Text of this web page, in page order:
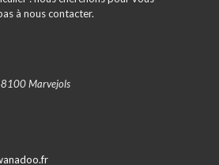
à nous contacter.
Marvejols